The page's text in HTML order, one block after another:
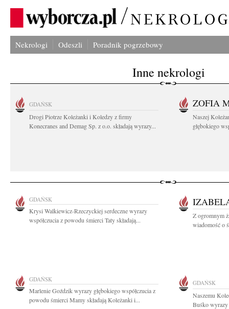
Nekrologi Odeszli Poradnik pogrzebowy
Inne nekrologi
GDAŃSK
Drogi Piotrze Koleżanki i Koledzy z firmy
Konecranes and Demag Sp. z o.o. składają wyrazy...
ZOFIA
Naszej
głębokiego
GDAŃSK
Krysi Walkiewicz-Rzeczyckiej serdeczne wyrazy
współczucia z powodu śmierci Taty składają...
Z ogromnym
wiadomość o
GDAŃSK
Marlenie Goździk wyrazy głębokiego współczucia z
powodu śmierci Mamy składają Koleżanki i...
GDAŃSK
Naszemu
Buśko wyrazy